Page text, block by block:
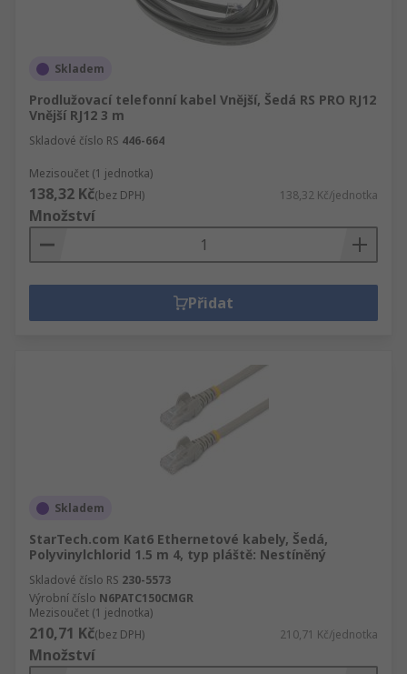
Skladem
Prodlužovací telefonní kabel Vnější, Šedá RS PRO RJ12
Vnější RJ12 3 m
Skladové číslo RS 446-664
Mezisoučet (1 jednotka)
138,32 Kč(bez DPH) 138,32 Kč/jednotka
Množství
Přidat
Skladem
StarTech.com Kat6 Ethernetové kabely, Šedá,
Polyvinylchlorid 1.5 m 4, typ pláště: Nestíněný
Skladové číslo RS 230-5573
Výrobní číslo N6PATC150CMGR
Mezisoučet (1 jednotka)
210,71 Kč(bez DPH) 210,71 Kč/jednotka
Množství